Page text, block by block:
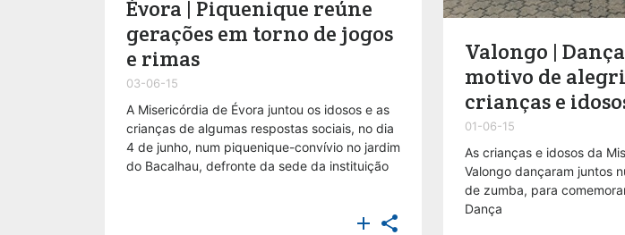
Évora | Piquenique reúne
gerações em torno de jogos
e rimas
03-06-15
A Misericórdia de Évora juntou os idosos e as
crianças de algumas respostas sociais, no dia
4 de junho, num piquenique-convívio no jardim
do Bacalhau, defronte da sede da instituição
 
Valongo |
motivo de
crianças e
01-06-15
As crianças e idosos da
Valongo dançaram juntos
de zumba, para
Dança